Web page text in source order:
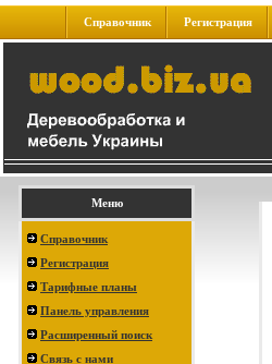
Справочник Регистрация
Меню
Справочник
Регистрация
Тарифные планы
Панель управления
Расширенный поиск
Связь с нами